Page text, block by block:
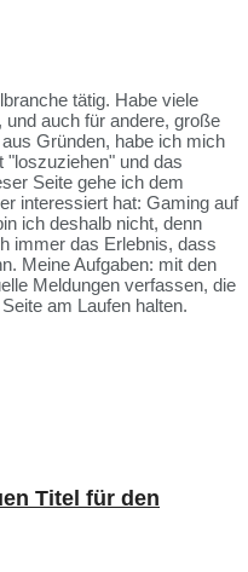
tätig. Habe viele
auch für andere, große
Gründen, habe ich mich
"loszuziehen" und das
Seite gehe ich dem
interessiert hat: Gaming auf
ich deshalb nicht, denn
immer das Erlebnis, dass
Meine Aufgaben: mit den
Meldungen verfassen, die
am Laufen halten.
Titel für den